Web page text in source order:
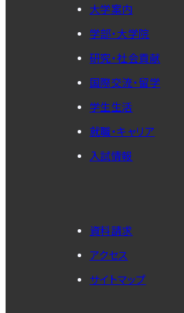
大学案内
学部・大学院
研究・社会貢献
国際交流・留学
学生生活
就職・キャリア
入試情報
資料請求
アクセス
サイトマップ